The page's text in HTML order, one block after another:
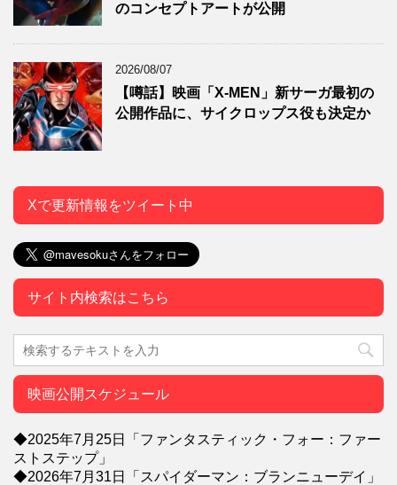
のコンセプトアートが公開
2026/08/07
【噂話】映画「X-MEN」新サーガ最初の
公開作品に、サイクロップス役も決定か
Xで更新情報をツイート中
サイト内検索はこちら
映画公開スケジュール
◆2025年7月25日「ファンタスティック・フォー：ファー
ストステップ」
◆2026年7月31日「スパイダーマン：ブランニューデイ」